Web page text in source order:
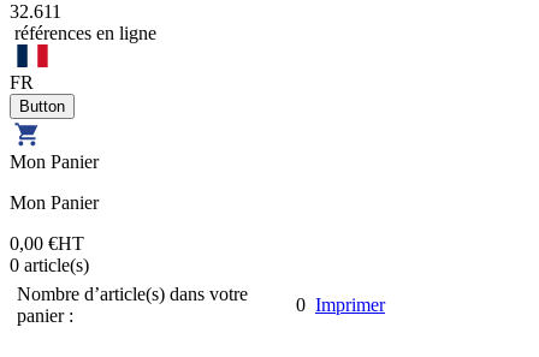
32.611
références en ligne
FR
Mon Panier
Mon Panier
0,00 €HT
0 article(s)
Nombre d’article(s) dans votre
panier :
0 Imprimer